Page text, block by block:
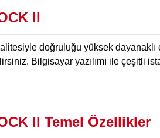
II
doğruluğu yüksek dayanaklı
Bilgisayar yazılımı ile çeşitli
II Temel Özellikler